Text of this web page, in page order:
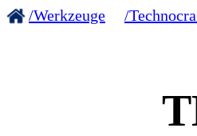
/Werkzeuge /